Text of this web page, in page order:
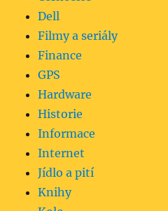
Dell
Filmy a seriály
Finance
GPS
Hardware
Historie
Informace
Internet
Jídlo a pití
Knihy